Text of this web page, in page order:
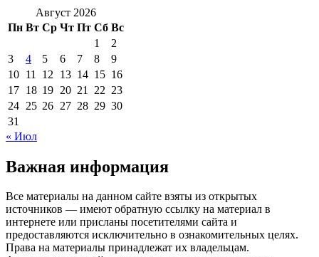
Август 2026
Пн Вт Ср Чт Пт Сб Вс
1
2
3
4 5 6 7 8
9
10 11 12 13 14 15 16
17 18 19 20 21 22 23
24 25 26 27 28 29 30
31
« Июл
Важная информация
Все материалы на данном сайте взяты из открытых
источников — имеют обратную ссылку на материал в
интернете или присланы посетителями сайта и
предоставляются исключительно в ознакомительных целях.
Права на материалы принадлежат их владельцам.